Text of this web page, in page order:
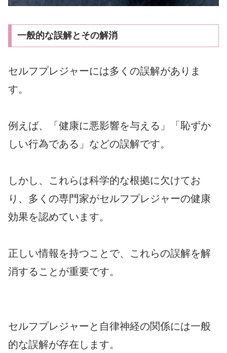
一般的な誤解とその解消
セルフプレジャーには多くの誤解がありま
す。
例えば、「健康に悪影響を与える」「恥ずか
しい行為である」などの誤解です。
しかし、これらは科学的な根拠に欠けてお
り、多くの専門家がセルフプレジャーの健康
効果を認めています。
正しい情報を持つことで、これらの誤解を解
消することが重要です。
セルフプレジャーと自律神経の関係には一般
的な誤解が存在します。